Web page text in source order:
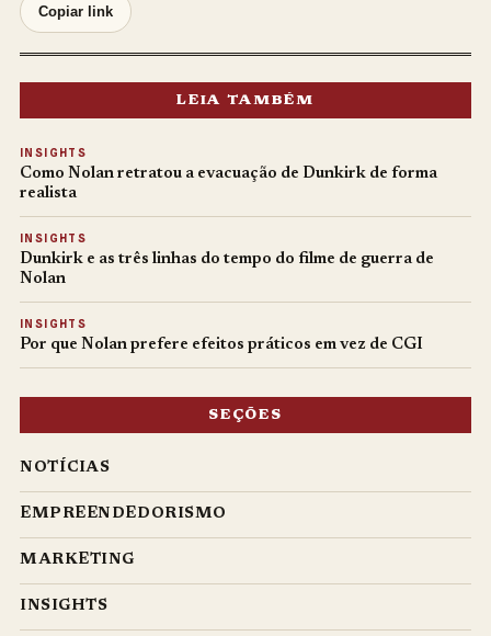
Copiar link
LEIA TAMBÉM
INSIGHTS
Como Nolan retratou a evacuação de Dunkirk de forma
realista
INSIGHTS
Dunkirk e as três linhas do tempo do filme de guerra de
Nolan
INSIGHTS
Por que Nolan prefere efeitos práticos em vez de CGI
SEÇÕES
NOTÍCIAS
EMPREENDEDORISMO
MARKETING
INSIGHTS